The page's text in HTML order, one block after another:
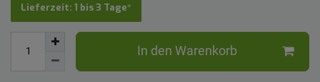
Lieferzeit: 1 bis 3 Tage*
In den Warenkorb